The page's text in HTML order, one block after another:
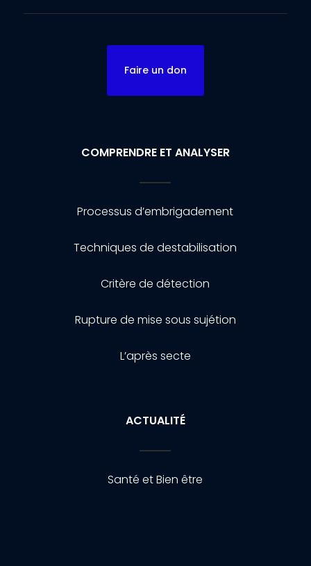
Faire un don
COMPRENDRE ET ANALYSER
Processus d’embrigadement
Techniques de destabilisation
Critère de détection
Rupture de mise sous sujétion
L’après secte
ACTUALITÉ
Santé et Bien être